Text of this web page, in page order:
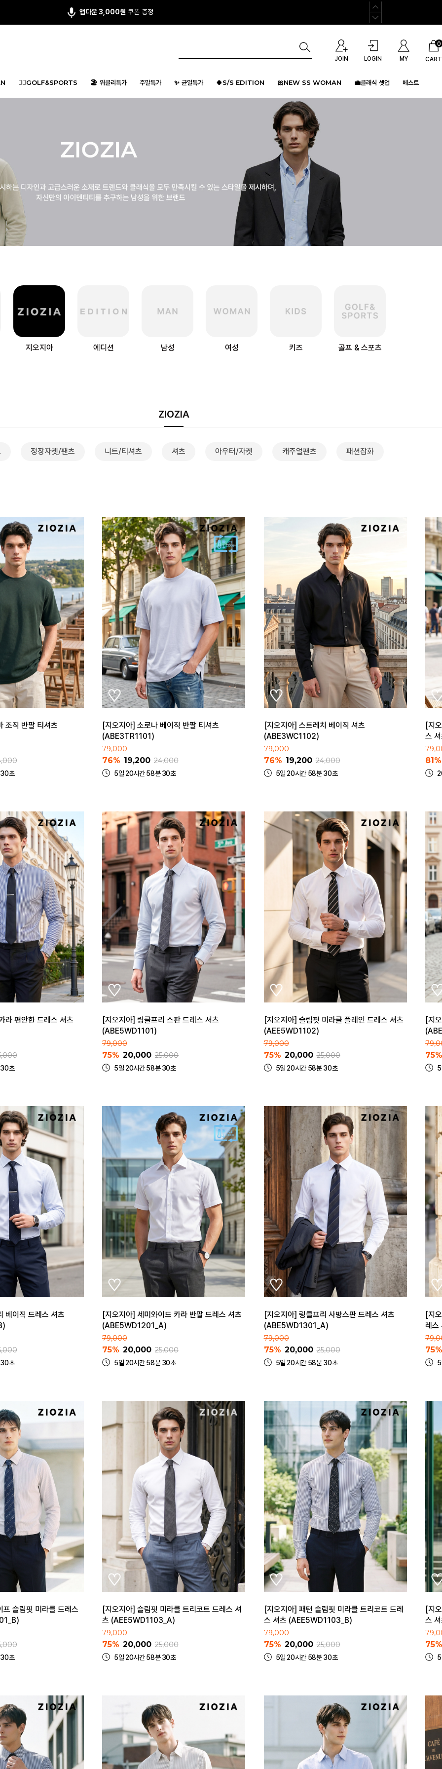
앱다운 3,000원 쿠폰 증정
JOIN LOGIN MY CART
0
🏌️‍♂️GOLF&SPORTS 🏖️ 위클리특가 주말특가 ✨ 균일특가 🍀S/S EDITION 🎀NEW SS WOMAN 💼클래식 셋업 베스트
지오지아 에디션 남성 여성 키즈 골프 & 스포츠
ZIOZIA
정장자켓/팬츠 니트/티셔츠 셔츠 아우터/자켓 캐주얼팬츠 패션잡화
조직 반팔 티셔츠
초
[지오지아] 소로나 베이직 반팔 티셔츠
(ABE3TR1101)
79,000
76% 19,200 24,000
5일 20시간 58분 30초
[지오지아] 스트레치 베이직 셔츠
(ABE3WC1102)
79,000
76% 19,200 24,000
5일 20시간 58분 30초
[지
스
81%
라 편안한 드레스 셔츠
초
[지오지아] 링클프리 스판 드레스 셔츠
(ABE5WD1101)
79,000
75% 20,000 25,000
5일 20시간 58분 30초
[지오지아] 슬림핏 미라클 플레인 드레스 셔츠
(AEE5WD1102)
79,000
75% 20,000 25,000
5일 20시간 58분 30초
[지
75%
베이직 드레스 셔츠
초
[지오지아] 세미와이드 카라 반팔 드레스 셔츠
(ABE5WD1201_A)
79,000
75% 20,000 25,000
5일 20시간 58분 30초
[지오지아] 링클프리 사방스판 드레스 셔츠
(ABE5WD1301_A)
79,000
75% 20,000 25,000
5일 20시간 58분 30초
[지
레
75%
슬림핏 미라클 드레스
초
[지오지아] 슬림핏 미라클 트리코트 드레스 셔
츠 (AEE5WD1103_A)
79,000
75% 20,000 25,000
5일 20시간 58분 30초
[지오지아] 패턴 슬림핏 미라클 트리코트 드레
스 셔츠 (AEE5WD1103_B)
79,000
75% 20,000 25,000
5일 20시간 58분 30초
[지
스
75%